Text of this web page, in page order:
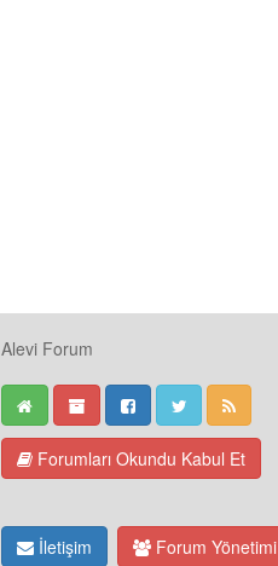
Alevi Forum
Forumları Okundu Kabul Et
İletişim Forum Yönetimi